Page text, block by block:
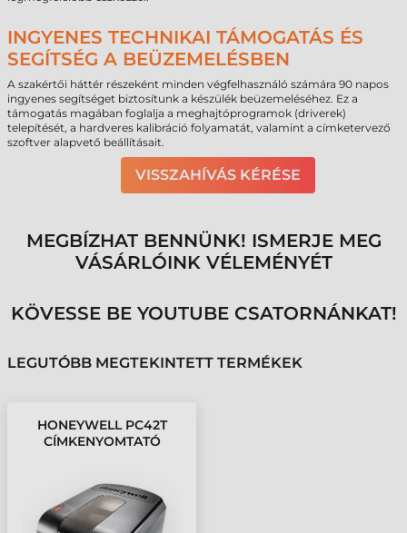
INGYENES TECHNIKAI TÁMOGATÁS ÉS
SEGÍTSÉG A BEÜZEMELÉSBEN
A szakértői háttér részeként minden végfelhasználó számára 90 napos
ingyenes segítséget biztosítunk a készülék beüzemeléséhez. Ez a
támogatás magában foglalja a meghajtóprogramok (driverek)
telepítését, a hardveres kalibráció folyamatát, valamint a címketervező
szoftver alapvető beállításait.
VISSZAHÍVÁS KÉRÉSE
MEGBÍZHAT BENNÜNK! ISMERJE MEG
VÁSÁRLÓINK VÉLEMÉNYÉT
KÖVESSE BE YOUTUBE CSATORNÁNKAT!
LEGUTÓBB MEGTEKINTETT TERMÉKEK
HONEYWELL PC42T
CÍMKENYOMTATÓ